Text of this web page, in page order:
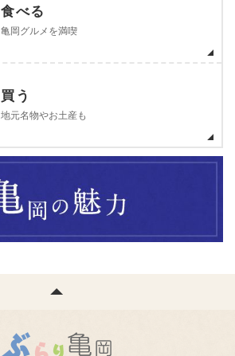
食べる
亀岡グルメを満喫
買う
地元名物やお土産も